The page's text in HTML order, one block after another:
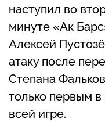
наступил во
минуте «Ак
Алексей
атаку после
Степана
только первым в
всей игре.